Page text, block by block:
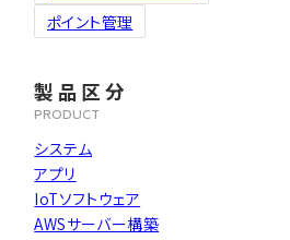
代表メッセージ
レブクリエイトで叶えられる働き方
職種紹介＆募集要項
社員インタビュー
ポイント管理
製品区分
PRODUCT
システム
アプリ
IoTソフトウェア
AWSサーバー構築